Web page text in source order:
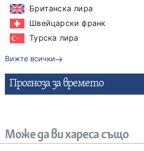
Британска лира
Швейцарски франк
Турска лира
Вижте всички
Прогнозa за времето
Може да ви хареса също